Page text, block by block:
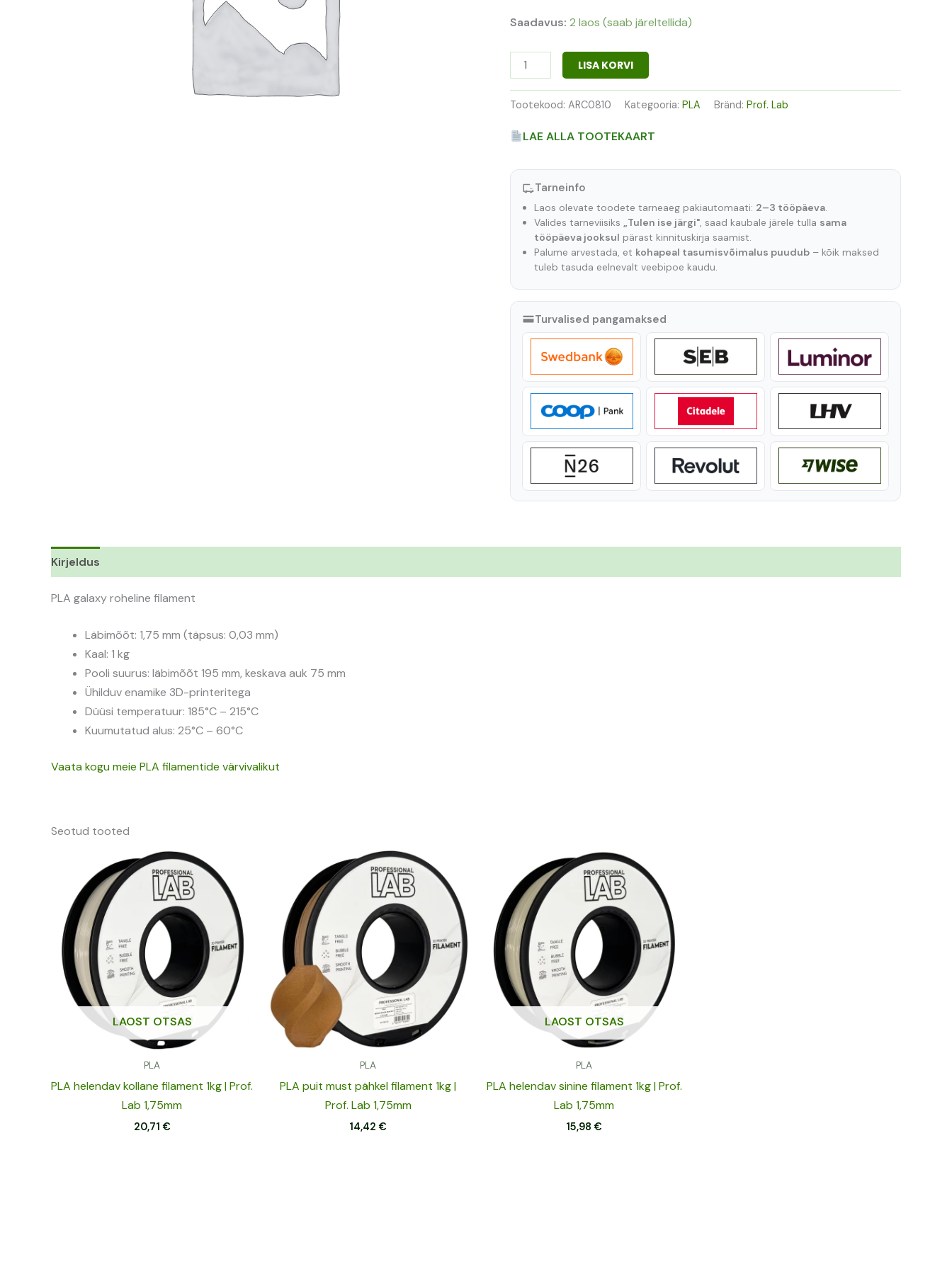
Saadavus: 2 laos (saab järeltellida)
LISA KORVI
Tootekood: ARC0810 Kategooria: PLA Bränd: Prof. Lab
LAE ALLA TOOTEKAART
Tarneinfo
Laos olevate toodete tarneaeg pakiautomaati: 2–3 tööpäeva.
Valides tarneviisiks „Tulen ise järgi", saad kaubale järele tulla sama
tööpäeva jooksul pärast kinnituskirja saamist.
Palume arvestada, et kohapeal tasumisvõimalus puudub– kõik maksed
tuleb tasuda eelnevalt veebipoe kaudu.
Turvalised pangamaksed
Kirjeldus
PLA galaxy roheline filament
Läbimõõt: 1,75 mm (täpsus: 0,03 mm)
Kaal: 1 kg
Pooli suurus: läbimõõt 195 mm, keskava auk 75 mm
Ühilduv enamike 3D-printeritega
Düüsi temperatuur: 185°C – 215°C
Kuumutatud alus: 25°C – 60°C
Vaata kogu meie PLA filamentide värvivalikut
Seotud tooted
LAOST OTSAS
PLA
PLA helendav kollane filament 1kg | Prof.
Lab 1,75mm
20,71€
PLA
PLA puit must pähkel filament 1kg |
Prof. Lab 1,75mm
14,42€
LAOST OTSAS
PLA
PLA helendav sinine filament 1kg | Prof.
Lab 1,75mm
15,98€